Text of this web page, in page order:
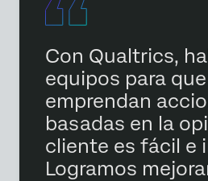
Con Qualtrics,
equipos para que
emprendan
basadas en la
cliente es fácil e
Logramos